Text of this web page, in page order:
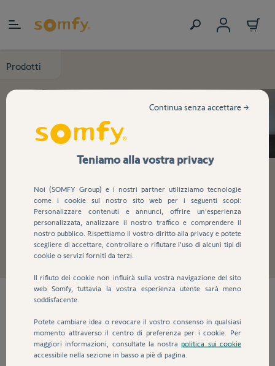
Prodotti
Promozioni
Scopri le promo esclusive Somfy e trasforma la tua casa
con tecnologia smart a prezzo speciale!
prodotti trovati
Kit di 2 Telecamere da Interno
Teniamo alla vostra privacy
Noi (SOMFY Group) e i nostri partner utilizziamo tecnologie
come i cookie sul nostro sito web per i seguenti scopi:
Personalizzare contenuti e annunci, offrire un'esperienza
personalizzata, analizzare il nostro traffico e comprendere il
nostro pubblico. Rispettiamo il vostro diritto alla privacy e potete
scegliere di accettare, controllare o rifiutare l'uso di alcuni tipi di
cookie o servizi forniti da terzi.
Il rifiuto dei cookie non influirà sulla vostra navigazione del sito
web Somfy, tuttavia la vostra esperienza utente sarà meno
soddisfacente.
Potete cambiare idea o revocare il vostro consenso in qualsiasi
momento attraverso il centro di preferenza per i cookie. Per
maggiori informazioni, consultate la nostrapolitica sui cookie
accessibile nella sezione in basso a piè di pagina.
Continua senza accettare →